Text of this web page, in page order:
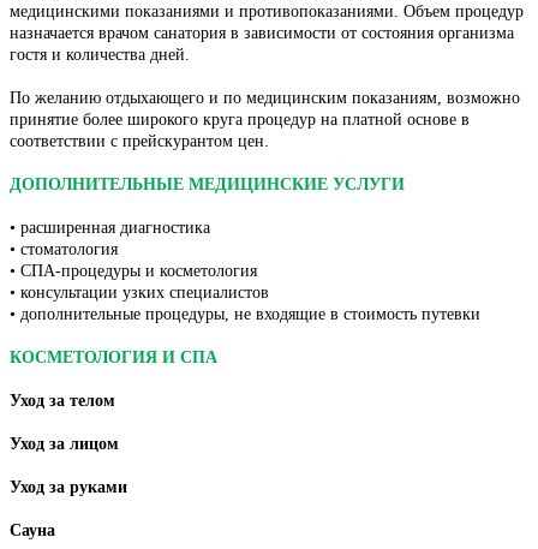
медицинскими показаниями и противопоказаниями. Объем процедур
назначается врачом санатория в зависимости от состояния организма
гостя и количества дней.
По желанию отдыхающего и по медицинским показаниям, возможно
принятие более широкого круга процедур на платной основе в
соответствии с прейскурантом цен.
ДОПОЛНИТЕЛЬНЫЕ МЕДИЦИНСКИЕ УСЛУГИ
• расширенная диагностика
• стоматология
• СПА-процедуры и косметология
• консультации узких специалистов
• дополнительные процедуры, не входящие в стоимость путевки
КОСМЕТОЛОГИЯ И СПА
Уход за телом
Уход за лицом
Уход за руками
Сауна